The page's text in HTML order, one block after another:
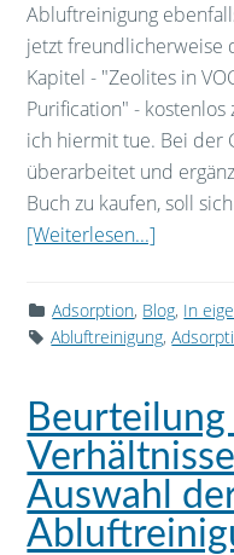
Abluftreinigung
jetzt freundlicherweise
Kapitel - "Zeolites in
Purification" -
ich hiermit tue. Bei der
überarbeitet und
Buch zu kaufen, soll
[Weiterlesen...]
Adsorption, Blog, In
Abluftreinigung,
Auswahl